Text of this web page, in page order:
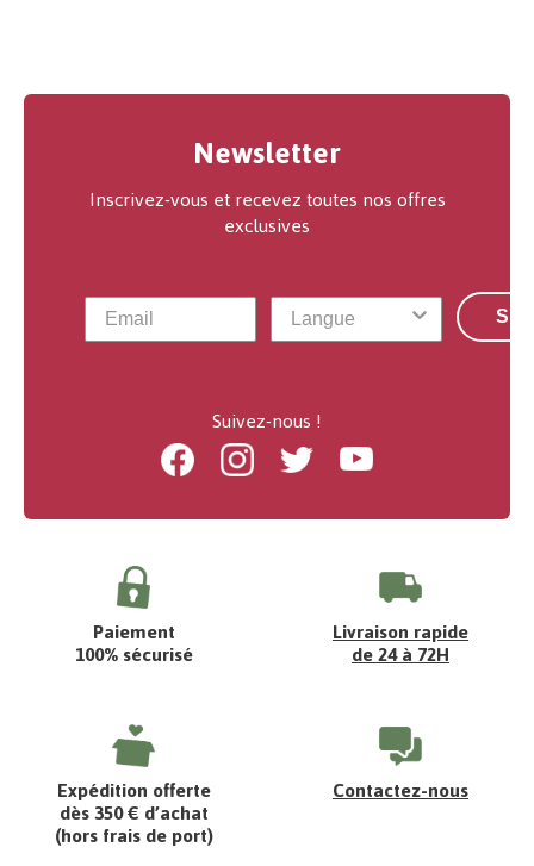
Newsletter
Inscrivez-vous et recevez toutes nos offres
exclusives
Suivez-nous !
FacebookInstagramTwitter Youtube
Paiement
100% sécurisé
Livraison rapide
de 24 à 72H
Expédition offerte
dès 350 € d’achat
(hors frais de port)
Contactez-nous